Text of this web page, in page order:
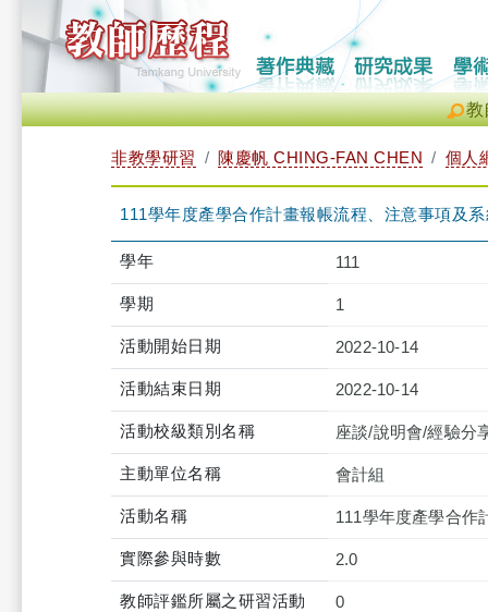
教
非教學研習 陳慶帆 CHING-FAN CHEN 個人
111學年度產學合作計畫報帳流程、注意事項及
學年 111
學期 1
活動開始日期 2022-10-14
活動結束日期 2022-10-14
活動校級類別名稱 座談/說明會/經驗分
主動單位名稱 會計組
活動名稱 111學年度產學合作
實際參與時數 2.0
教師評鑑所屬之研習活動 0